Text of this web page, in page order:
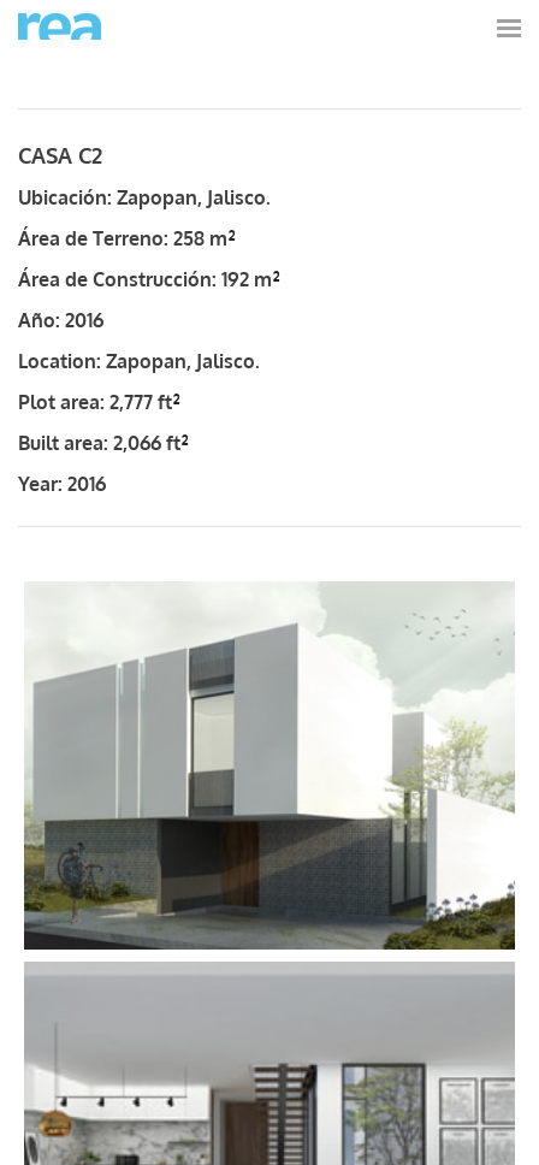
CASA C2
Ubicación: Zapopan, Jalisco.
Área de Terreno: 258 m²
Área de Construcción: 192 m²
Año: 2016
Location: Zapopan, Jalisco.
Plot area: 2,777 ft²
Built area: 2,066 ft²
Year: 2016